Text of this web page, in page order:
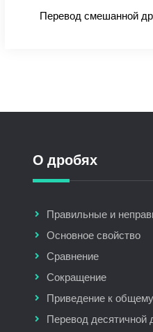
Перевод смешанной
О дробях
Правильные и
Основное свойство
Сравнение
Сокращение
Приведение к
Перевод